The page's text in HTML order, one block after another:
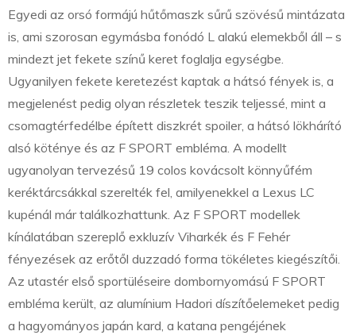
Egyedi az orsó formájú hűtőmaszk sűrű szövésű mintázata
is, ami szorosan egymásba fonódó L alakú elemekből áll – s
mindezt jet fekete színű keret foglalja egységbe.
Ugyanilyen fekete keretezést kaptak a hátsó fények is, a
megjelenést pedig olyan részletek teszik teljessé, mint a
csomagtérfedélbe épített diszkrét spoiler, a hátsó lökhárító
alsó köténye és az F SPORT embléma. A modellt
ugyanolyan tervezésű 19 colos kovácsolt könnyűfém
keréktárcsákkal szerelték fel, amilyenekkel a Lexus LC
kupénál már találkozhattunk. Az F SPORT modellek
kínálatában szereplő exkluzív Viharkék és F Fehér
fényezések az erőtől duzzadó forma tökéletes kiegészítői.
Az utastér első sportüléseire dombornyomású F SPORT
embléma került, az alumínium Hadori díszítőelemeket pedig
a hagyományos japán kard, a katana pengéjének